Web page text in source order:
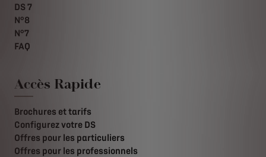
DS 7
N°8
N°7
FAQ
Accès Rapide
Brochures et tarifs
Configurez votre DS
Offres pour les particuliers
Offres pour les professionnels